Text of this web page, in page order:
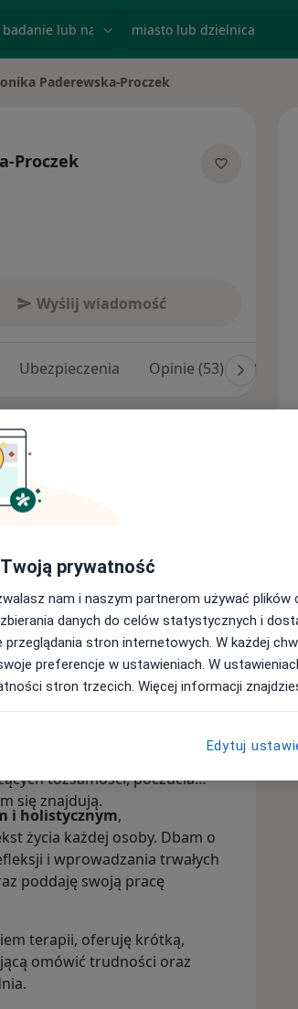
Paderewska-Proczek
Proczek
Wyślij wiadomość
Ubezpieczenia Opinie (53)
nadmiernie analizujesz swoje
lub trudnością w określeniu
w której to
kliniczna i zdrowia
Obecnie jestem w trakcie
Szkoły
przez Instytut
Prowadzę głównie
formie, opartej na
obniżonego nastroju,
tożsamości, poczucia
się znajdują.
i holistycznym,
życia każdej osoby. Dbam o
i wprowadzania trwałych
poddaję swoją pracę
terapii, oferuję krótką,
omówić trudności oraz
prywatność
nam i naszym partnerom używać plików
danych do celów statystycznych i
przeglądania stron internetowych. W każdej
preferencje w ustawieniach. W
stron trzecich. Więcej informacji
Edytuj